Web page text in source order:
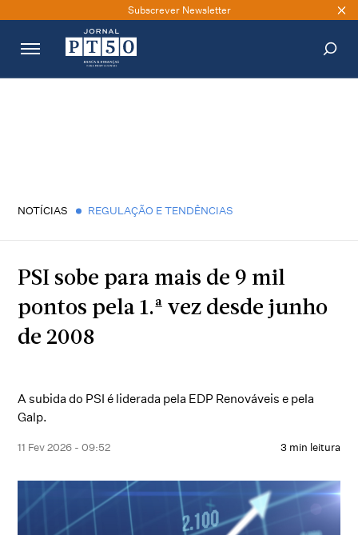
Subscrever Newsletter
NOTÍCIAS REGULAÇÃO E TENDÊNCIAS
PSI sobe para mais de 9 mil
pontos pela 1.ª vez desde junho
de 2008
A subida do PSI é liderada pela EDP Renováveis e pela
Galp.
11 Fev 2026 - 09:52 3 min leitura